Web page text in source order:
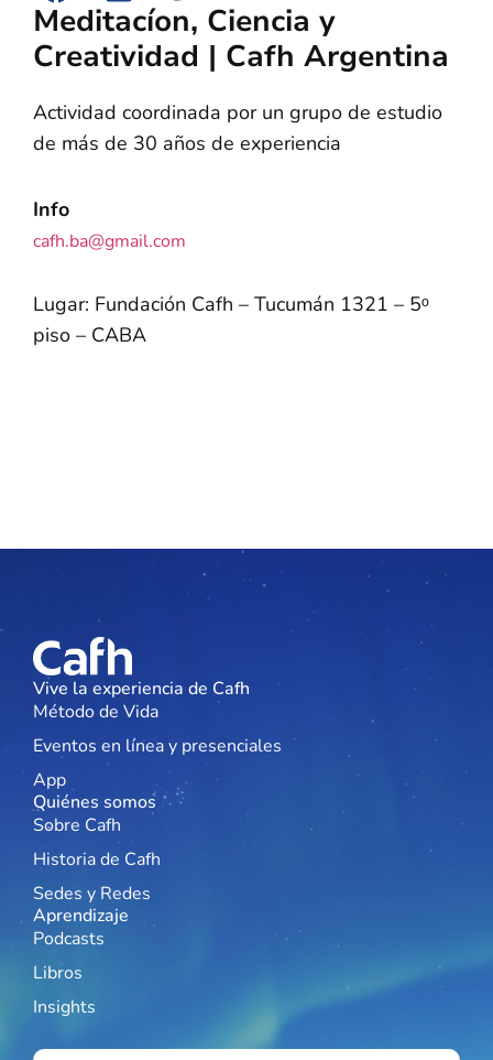
Meditacíon, Ciencia y
Creatividad | Cafh Argentina
Actividad coordinada por un grupo de estudio
de más de 30 años de experiencia
Info
cafh.ba@gmail.com
Lugar: Fundación Cafh – Tucumán 1321 – 5ᵒ
piso – CABA
Vive la experiencia de Cafh
Método de Vida
Eventos en línea y presenciales
App
Quiénes somos
Sobre Cafh
Historia de Cafh
Sedes y Redes
Aprendizaje
Podcasts
Libros
Insights